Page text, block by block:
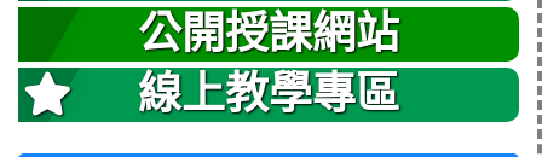
公開授課網站
線上教學專區